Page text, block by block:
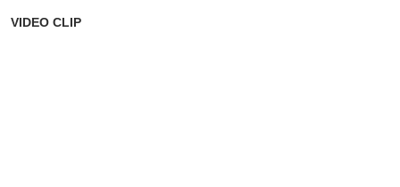
VIDEO CLIP